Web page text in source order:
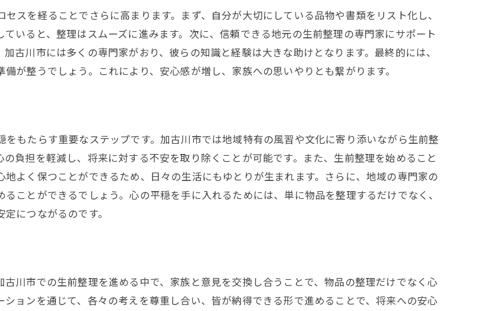
スを経ることでさらに高まります。まず、自分が大切にしている品物や書類をリスト化し、
いると、整理はスムーズに進みます。次に、信頼できる地元の生前整理の専門家にサポート
古川市には多くの専門家がおり、彼らの知識と経験は大きな助けとなります。最終的には、
が整うでしょう。これにより、安心感が増し、家族への思いやりとも繋がります。
もたらす重要なステップです。加古川市では地域特有の風習や文化に寄り添いながら生前整
負担を軽減し、将来に対する不安を取り除くことが可能です。また、生前整理を始めること
よく保つことができるため、日々の生活にもゆとりが生まれます。さらに、地域の専門家の
ことができるでしょう。心の平穏を手に入れるためには、単に物品を整理するだけでなく、
につながるのです。
川市での生前整理を進める中で、家族と意見を交換し合うことで、物品の整理だけでなく心
ョンを通じて、各々の考えを尊重し合い、皆が納得できる形で進めることで、将来への安心